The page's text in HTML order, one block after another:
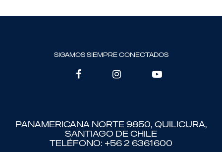
sigamos siempre conectados
Panamericana Norte 9850, Quilicura,
Santiago de Chile
Teléfono: +56 2 6361600